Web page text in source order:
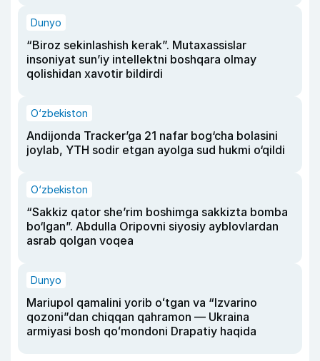
Dunyo
“Biroz sekinlashish kerak”. Mutaxassislar
insoniyat sun’iy intellektni boshqara olmay
qolishidan xavotir bildirdi
O‘zbekiston
Andijonda Tracker’ga 21 nafar bog‘cha bolasini
joylab, YTH sodir etgan ayolga sud hukmi o‘qildi
O‘zbekiston
“Sakkiz qator she’rim boshimga sakkizta bomba
bo‘lgan”. Abdulla Oripovni siyosiy ayblovlardan
asrab qolgan voqea
Dunyo
Mariupol qamalini yorib oʻtgan va “Izvarino
qozoni”dan chiqqan qahramon — Ukraina
armiyasi bosh qoʻmondoni Drapatiy haqida